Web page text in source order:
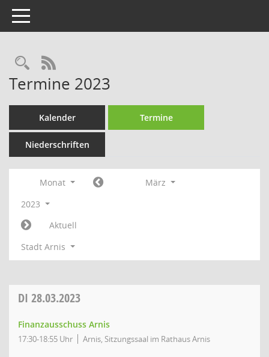
Toggle navigation
Rechercheauswahl
RSS-Feed
Termine 2023
Kalender Termine
Niederschriften
Monat
März
2023
Aktuell
Stadt Arnis
DI 28.03.2023
Finanzausschuss Arnis
17:30-18:55 Uhr Arnis, Sitzungssaal im Rathaus Arnis